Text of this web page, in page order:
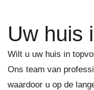
Uw huis
Wilt u uw huis in
Ons team van
waardoor u op de